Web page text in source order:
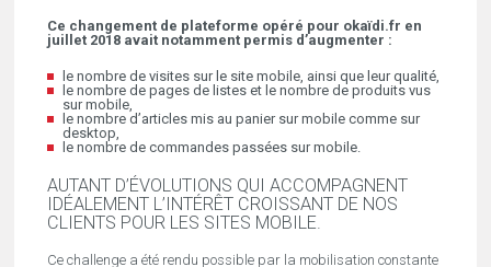
Ce changement de plateforme opéré pour okaïdi.fr en
juillet 2018 avait notamment permis d’augmenter :
le nombre de visites sur le site mobile, ainsi que leur qualité,
le nombre de pages de listes et le nombre de produits vus
sur mobile,
le nombre d’articles mis au panier sur mobile comme sur
desktop,
le nombre de commandes passées sur mobile.
AUTANT D’ÉVOLUTIONS QUI ACCOMPAGNENT
IDÉALEMENT L’INTÉRÊT CROISSANT DE NOS
CLIENTS POUR LES SITES MOBILE.
Ce challenge a été rendu possible par la mobilisation constante